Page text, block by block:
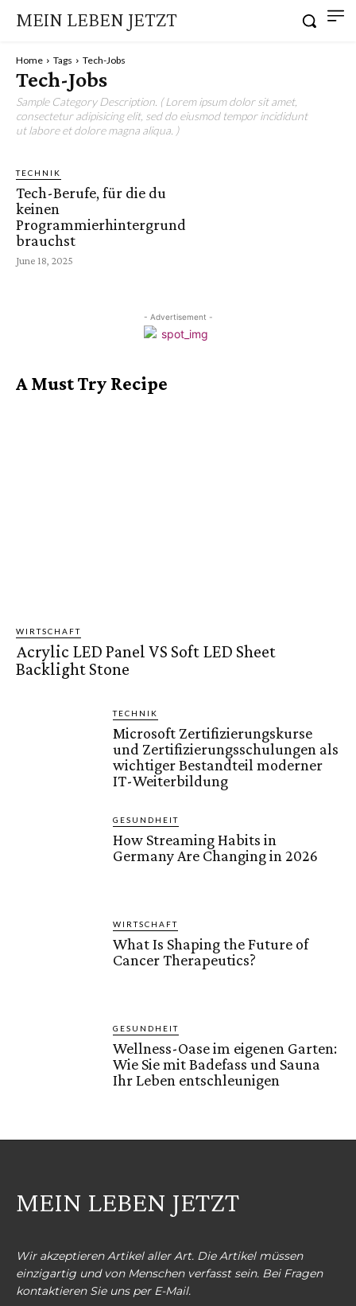
MEIN LEBEN JETZT
Home Tags Tech-Jobs
Tech-Jobs
Sample Category Description. ( Lorem ipsum dolor sit amet,
consectetur adipisicing elit, sed do eiusmod tempor incididunt
ut labore et dolore magna aliqua. )
TECHNIK
Tech-Berufe, für die du
keinen
Programmierhintergrund
brauchst
June 18, 2025
- Advertisement -
A Must Try Recipe
WIRTSCHAFT
Acrylic LED Panel VS Soft LED Sheet
Backlight Stone
TECHNIK
Microsoft Zertifizierungskurse
und Zertifizierungsschulungen als
wichtiger Bestandteil moderner
IT-Weiterbildung
GESUNDHEIT
How Streaming Habits in
Germany Are Changing in 2026
WIRTSCHAFT
What Is Shaping the Future of
Cancer Therapeutics?
GESUNDHEIT
Wellness-Oase im eigenen Garten:
Wie Sie mit Badefass und Sauna
Ihr Leben entschleunigen
MEIN LEBEN JETZT
Wir akzeptieren Artikel aller Art. Die Artikel müssen
einzigartig und von Menschen verfasst sein. Bei Fragen
kontaktieren Sie uns per E-Mail.